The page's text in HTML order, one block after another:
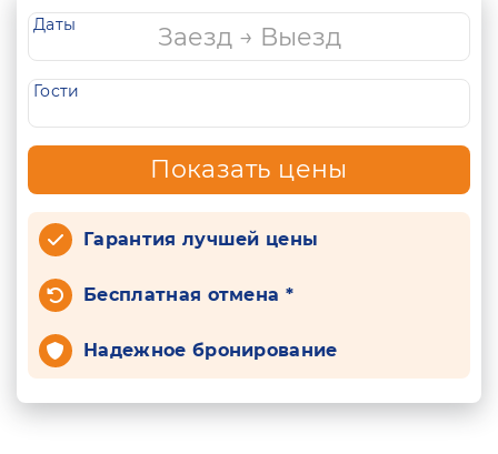
Даты
Гости
Показать цены
Гарантия лучшей цены
Бесплатная отмена *
Надежное бронирование